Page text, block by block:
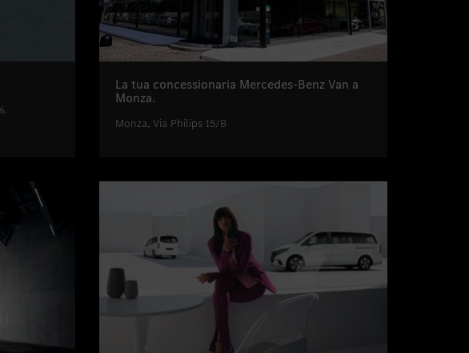
La tua concessionaria Mercedes-Benz Van a
Monza.
Monza, Via Philips 15/B